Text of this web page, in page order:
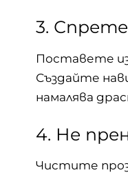
3.
Поставете
Създайте
намалява
4. Не
Чистите